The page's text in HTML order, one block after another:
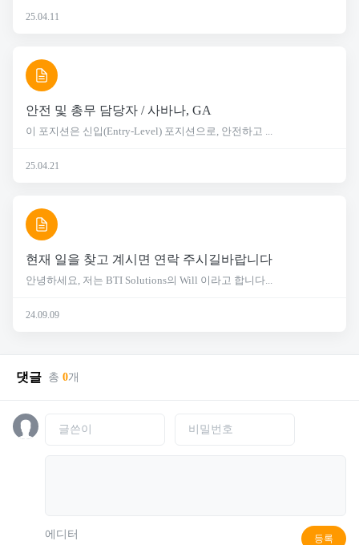
25.04.11
안전 및 총무 담당자 / 사바나, GA
이 포지션은 신입(Entry-Level) 포지션으로, 안전하고 ...
25.04.21
현재 일을 찾고 계시면 연락 주시길바랍니다
안녕하세요, 저는 BTI Solutions의 Will 이라고 합니다...
24.09.09
댓글 총 0개
에디터 등록